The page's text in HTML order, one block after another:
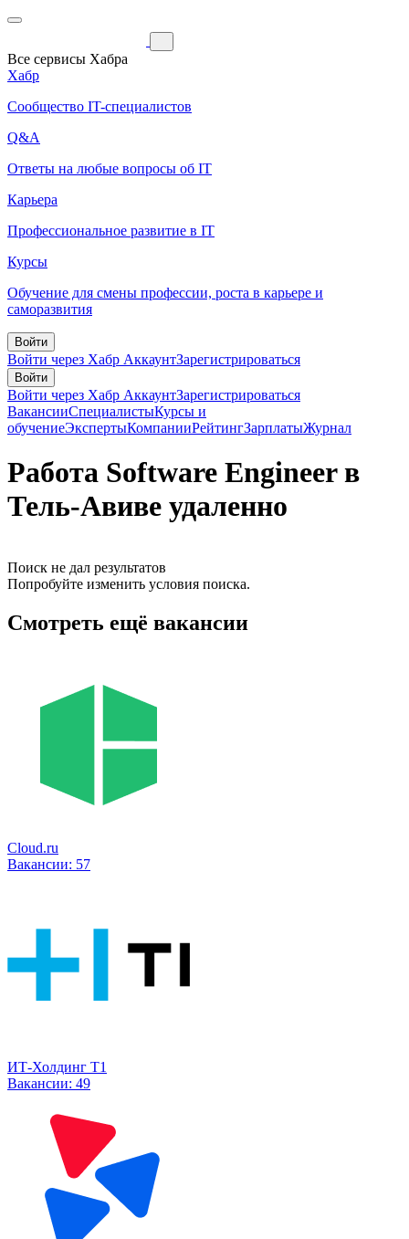
Все сервисы Хабра
Хабр
Сообщество IT-специалистов
Q&A
Ответы на любые вопросы об IT
Карьера
Профессиональное развитие в IT
Курсы
Обучение для смены профессии, роста в карьере и
саморазвития
Войти
Войти через Хабр АккаунтЗарегистрироваться
Войти
Войти через Хабр АккаунтЗарегистрироваться
ВакансииСпециалистыКурсы и
обучениеЭкспертыКомпанииРейтингЗарплатыЖурнал
Работа Software Engineer в
Тель-Авиве удаленно
Поиск не дал результатов
Попробуйте изменить условия поиска.
Смотреть ещё вакансии
Cloud.ru
Вакансии: 57
ИТ-Холдинг Т1
Вакансии: 49